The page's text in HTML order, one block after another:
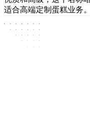
适合高端定制蛋糕业务。